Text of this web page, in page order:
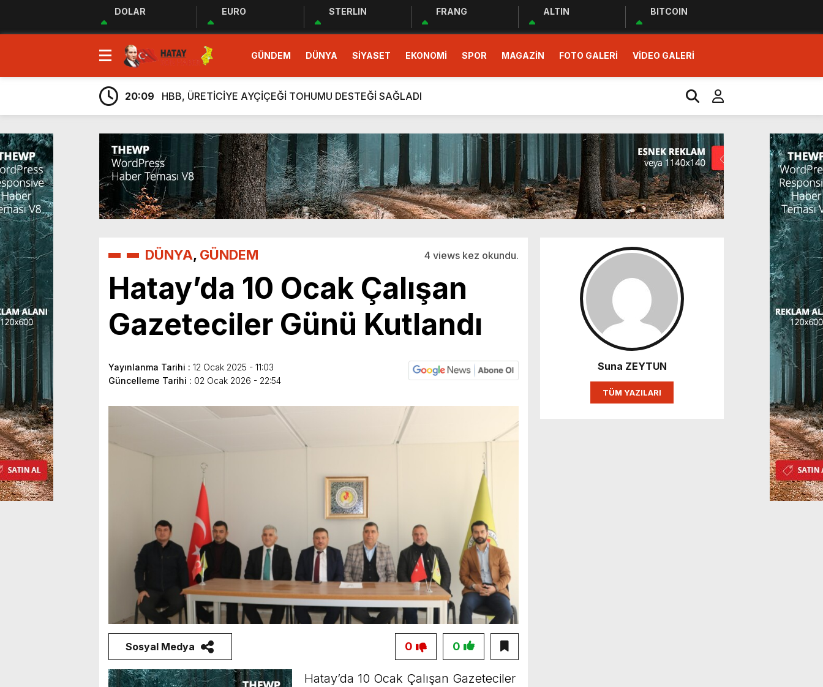
DOLAR EURO STERLIN FRANG ALTIN BITCOIN
GÜNDEM DÜNYA SİYASET EKONOMİ SPOR MAGAZİN FOTO GALERİ VİDEO GALERİ
23:35
MUHTARLAR AKADEMİSİ EĞİTİM PROGRAMI BAŞLADI
9:33
“Özgür ve ilkeli basın demokrasinin güvencesidir”
20:17
Uluslararası Gazeteciler Cemiyeti Hatay Şubesi’nden Ada İşitme Merkezi’ne Teşekkür Ziyareti
20:09
HBB, ÜRETİCİYE AYÇİÇEĞİ TOHUMU DESTEĞİ SAĞLADI
20:05
Güç Birliği” İlan Edildi!
6:38
Üretim, İstihdam ve Yatırım Taahhütleri Takipte
6:23
ARSUZ İLÇE SAĞLIK MÜDÜRLÜĞÜNDEN YÜKSEK RİSKLİ GEBEYE EV ZİYARETİ
6:13
Taziye Evi Projesi Tamamen Halkın Talebidir”
5:54
“Lezzetin ve Kültürün Lideri: Hatay
5:48
Hatay Depki Halk Oyunları Ekibi Türkiye Üçüncüsü Oldu
9:33
“Özgür ve ilkeli basın demokrasinin güvencesidir”
Suna ZEYTUN
TÜM YAZILARI
DÜNYA, GÜNDEM 4 views kez okundu.
Hatay’da 10 Ocak Çalışan
Gazeteciler Günü Kutlandı
Yayınlanma Tarihi : 12 Ocak 2025 - 11:03
Güncelleme Tarihi : 02 Ocak 2026 - 22:54
Sosyal Medya 0
0
Hatay’da 10 Ocak Çalışan Gazeteciler